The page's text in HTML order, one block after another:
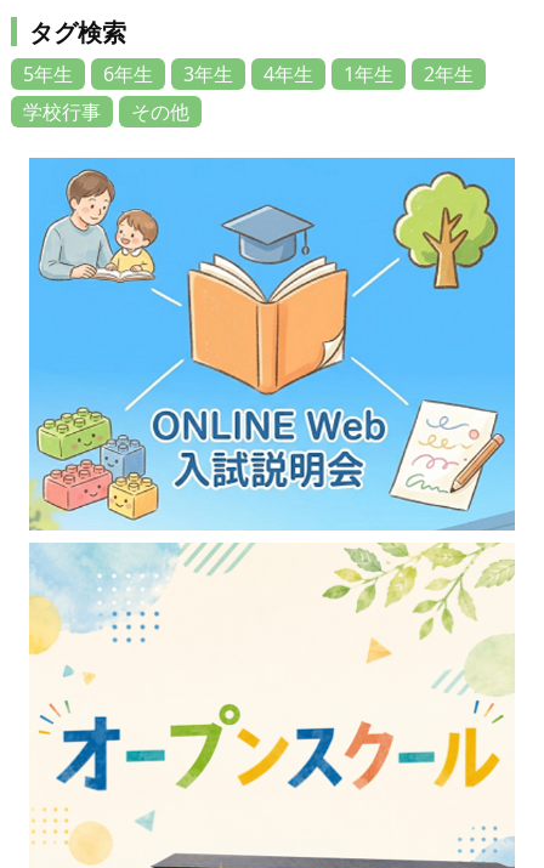
タグ検索
5年生 6年生 3年生 4年生 1年生
2年生
学校行事
その他